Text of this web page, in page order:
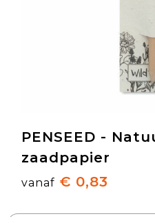
PENSEED -
zaadpapier
vanaf € 0,83